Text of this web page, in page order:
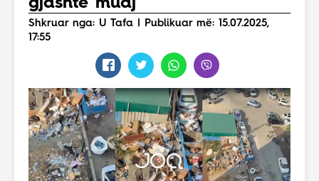
gjashtë muaj
Shkruar nga: U Tafa | Publikuar më: 15.07.2025,
17:55